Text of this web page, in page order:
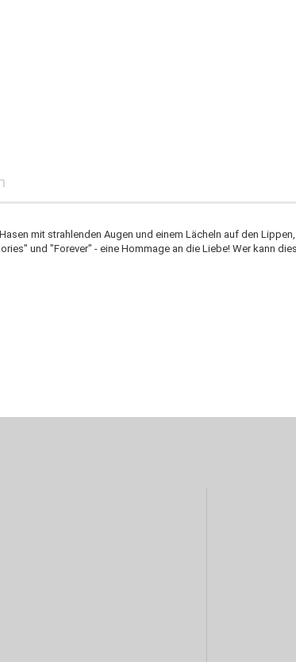
mit strahlenden Augen und einem Lächeln auf den
und "Forever" - eine Hommage an die Liebe! Wer kann